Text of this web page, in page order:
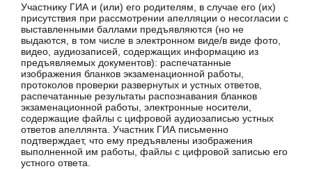
Участнику ГИА и (или) его родителям, в случае его (их)
присутствия при рассмотрении апелляции о несогласии с
выставленными баллами предъявляются (но не
выдаются, в том числе в электронном виде/в виде фото,
видео, аудиозаписей, содержащих информацию из
предъявляемых документов): распечатанные
изображения бланков экзаменационной работы,
протоколов проверки развернутых и устных ответов,
распечатанные результаты распознавания бланков
экзаменационной работы, электронные носители,
содержащие файлы с цифровой аудиозаписью устных
ответов апеллянта. Участник ГИА письменно
подтверждает, что ему предъявлены изображения
выполненной им работы, файлы с цифровой записью его
устного ответа.